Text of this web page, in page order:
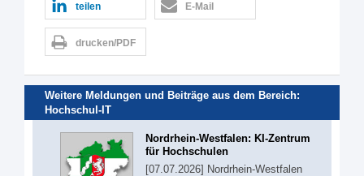
teilen E-Mail
drucken/PDF
Weitere Meldungen und Beiträge aus dem Bereich:
Hochschul-IT
Nordrhein-Westfalen: KI-Zentrum
für Hochschulen
[07.07.2026] Nordrhein-Westfalen